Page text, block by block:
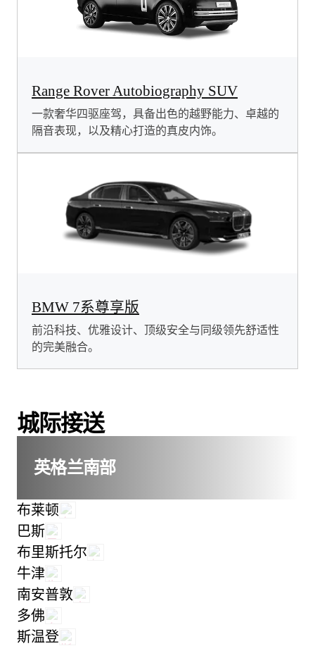
Range Rover Autobiography SUV
一款奢华四驱座驾，具备出色的越野能力、卓越的
隔音表现，以及精心打造的真皮内饰。
BMW 7系尊享版
前沿科技、优雅设计、顶级安全与同级领先舒适性
的完美融合。
城际接送
英格兰南部
布莱顿
巴斯
布里斯托尔
牛津
南安普敦
多佛
斯温登